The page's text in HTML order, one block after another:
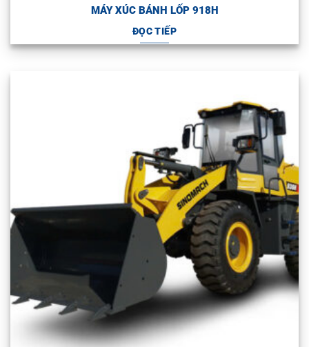
MÁY XÚC BÁNH LỐP 918H
ĐỌC TIẾP